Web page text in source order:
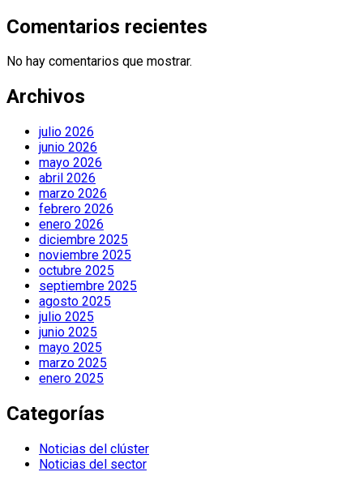
Comentarios recientes
No hay comentarios que mostrar.
Archivos
julio 2026
junio 2026
mayo 2026
abril 2026
marzo 2026
febrero 2026
enero 2026
diciembre 2025
noviembre 2025
octubre 2025
septiembre 2025
agosto 2025
julio 2025
junio 2025
mayo 2025
marzo 2025
enero 2025
Categorías
Noticias del clúster
Noticias del sector